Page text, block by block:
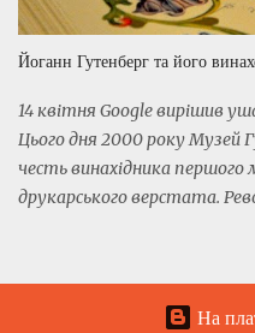
стереотип, але це було
часом навіть
письменника або лікаря
Тому Жорж Санд одягнула
ім'я. А доброзичливці
Бронте взяти чоловічі
належну увагу на їх творч...
Йоганн Гутенберг та його
14 квітня Google вирішив
Цього дня 2000 року Музей
честь винахідника першого
друкарського верстата.
Google випустив новий
даних про життя Йоганна
На